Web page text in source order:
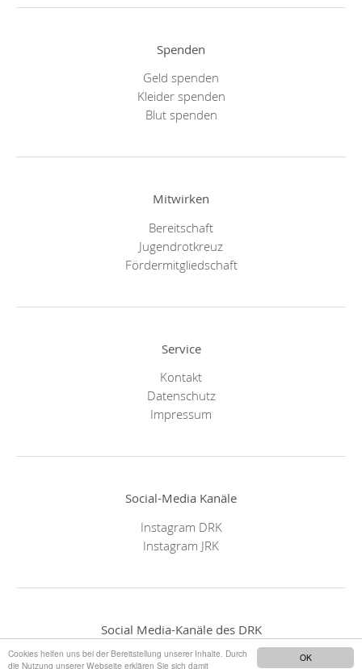
OK
Cookies helfen uns bei der Bereitstellung unserer Inhalte. Durch
die Nutzung unserer Webseite erklären Sie sich damit
Spenden
Geld spenden
Kleider spenden
Blut spenden
Mitwirken
Bereitschaft
Jugendrotkreuz
Fördermitgliedschaft
Service
Kontakt
Datenschutz
Impressum
Social-Media Kanäle
Instagram DRK
Instagram JRK
Social Media-Kanäle des DRK